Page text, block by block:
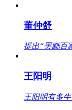
董仲舒
提出“罢黜百
王阳明
王阳明有多